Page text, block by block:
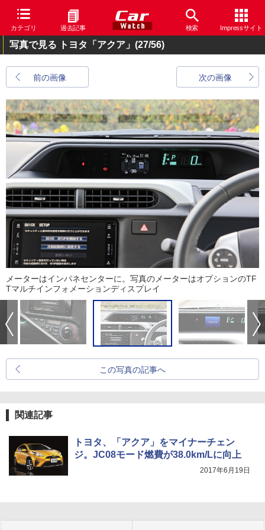
カテゴリ 過去記事 検索 Impressサイト
写真で見る トヨタ「アクア」 (27/56)
前の画像 次の画像
メーターはインパネセンターに。写真のメーターはオプションのTF
Tマルチインフォメーションディスプレイ
この写真の記事へ
関連記事
トヨタ、「アクア」をマイナーチェン
ジ。JC08モード燃費が38.0km/Lに向上
2017年6月19日